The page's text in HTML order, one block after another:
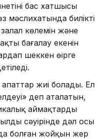
бас хатшысы
биліктің
көлемін және
бағалау екенін
шеккен өңірге
жиі болады. Ел
деп аталатын,
аймақтардың
сәуірінде дәл осы
болған жойқын жер